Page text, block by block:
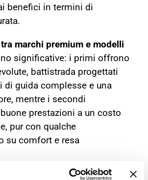
benefici in termini di
marchi premium e modelli
significative: i primi offrono
battistrada progettati
di guida complesse e una
mentre i secondi
prestazioni a un costo
pur con qualche
su comfort e resa
le opzioni non mancano: è